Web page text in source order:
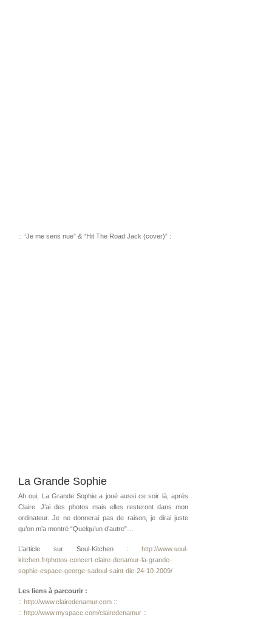
:: “Je me sens nue” & “Hit The Road Jack (cover)” :
La Grande Sophie
Ah oui, La Grande Sophie a joué aussi ce soir là, après
Claire. J’ai des photos mais elles resteront dans mon
ordinateur. Je ne donnerai pas de raison, je dirai juste
qu’on m’a montré “Quelqu’un d’autre”…
L’article sur Soul-Kitchen : http://www.soul-
kitchen.fr/photos-concert-claire-denamur-la-grande-
sophie-espace-george-sadoul-saint-die-24-10-2009/
Les liens à parcourir :
:: http://www.clairedenamur.com ::
:: http://www.myspace.com/clairedenamur ::